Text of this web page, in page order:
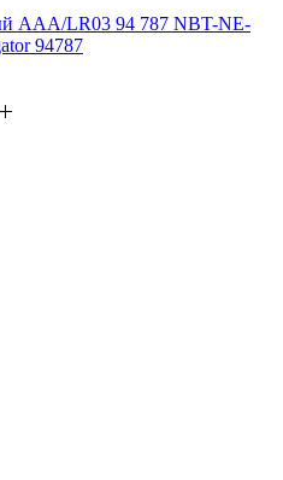
AAA/LR03 94 787 NBT-NE-
94787